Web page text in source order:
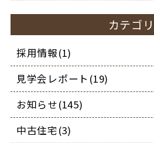
カテゴリ
採用情報(1)
見学会レポート(19)
お知らせ(145)
中古住宅(3)